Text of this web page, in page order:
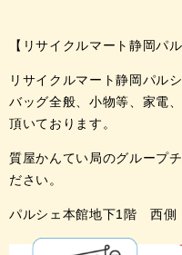
【リサイクルマート静岡パ
リサイクルマート静岡パル
バッグ全般、小物等、家電
頂いております。
質屋かんてい局のグループ
ださい。
パルシェ本館地下1階 西